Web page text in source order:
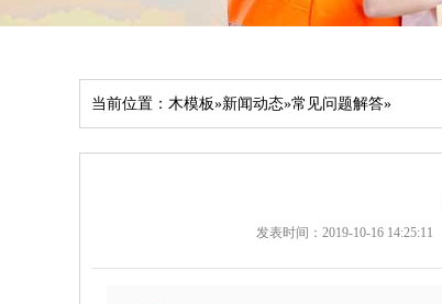
当前位置： 木模板»新闻动态»常见问题解答»
发表时间：2019-10-16 14:25:11